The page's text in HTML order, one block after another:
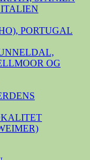
PORTUGAL
OG